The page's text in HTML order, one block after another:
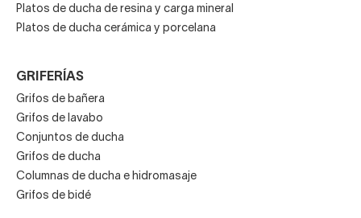
Platos de ducha de resina y carga mineral
Platos de ducha cerámica y porcelana
GRIFERÍAS
Grifos de bañera
Grifos de lavabo
Conjuntos de ducha
Grifos de ducha
Columnas de ducha e hidromasaje
Grifos de bidé